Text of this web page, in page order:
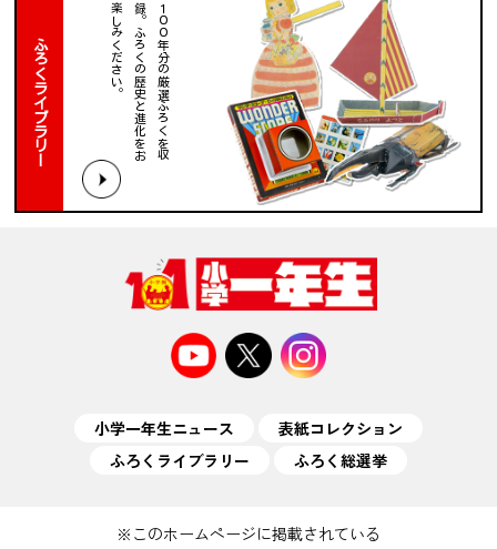
ふろくライブラリー １
０
０
年
分
の
厳
選
ふ
ろ
く
を
収
録
。
ふ
ろ
く
の
歴
史
と
進
化
を
お
楽
し
み
く
だ
さ
い
。
小学一年生ニュース
表紙コレクション
ふろくライブラリー
ふろく総選挙
※このホームページに掲載されている